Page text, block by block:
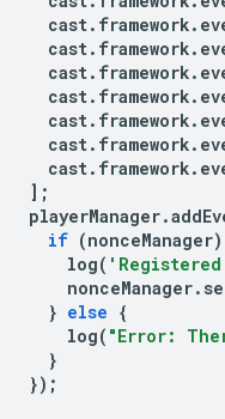
cast. framework.
cast. framework.
cast. framework.
cast. framework.
cast. framework.
cast. framework.
cast. framework.
];
playerManager.
if (nonceManager)
log(
nonceManager.
} else {
log( "Error:
}
});